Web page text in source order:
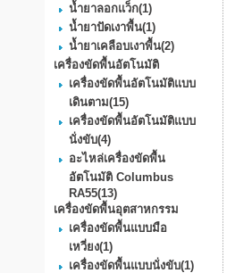
น้ำยาลอกแว็ก(1)
น้ำยาปัดเงาพื้น(1)
น้ำยาเคลือบเงาพื้น(2)
เครื่องขัดพื้นอัตโนมัติ
เครื่องขัดพื้นอัตโนมัติแบบ
เดินตาม(15)
เครื่องขัดพื้นอัตโนมัติแบบ
นั่งขับ(4)
อะไหล่เครื่องขัดพื้น
อัตโนมัติ Columbus
RA55(13)
เครื่องขัดพื้นอุตสาหกรรม
เครื่องขัดพื้นแบบมือ
เหวี่ยง(1)
เครื่องขัดพื้นแบบนั่งขับ(1)